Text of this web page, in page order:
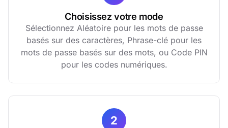
Choisissez votre mode
Sélectionnez Aléatoire pour les mots de passe
basés sur des caractères, Phrase-clé pour les
mots de passe basés sur des mots, ou Code PIN
pour les codes numériques.
2